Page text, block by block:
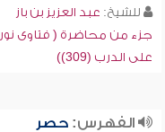
للشيخ: عبد العزيز بن باز
جزء من محاضرة ( فتاوى نور
على الدرب (309))
الفهرس:حصر